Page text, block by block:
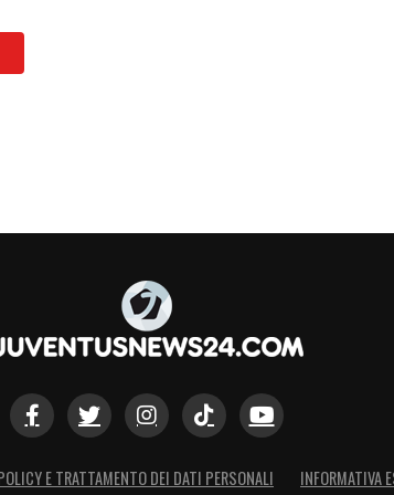
E TRATTAMENTO DEI DATI PERSONALI INFORMATIVA